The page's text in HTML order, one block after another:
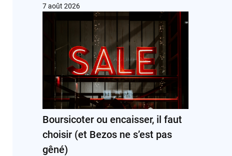
7 août 2026
Boursicoter ou encaisser, il faut
choisir (et Bezos ne s’est pas
gêné)